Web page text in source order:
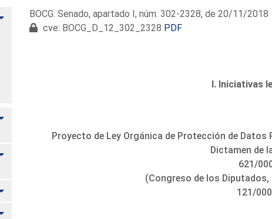
Alternar
Alternar
Alternar
Alternar
Alternar
BOCG. Senado, apartado I, núm. 302-2328, de 20/11/2018
cve: BOCG_D_12_302_2328 PDF
I. Iniciativas
Proyecto de Ley Orgánica de Protección de
Dictamen de
621/
(Congreso de los Diputados,
121/